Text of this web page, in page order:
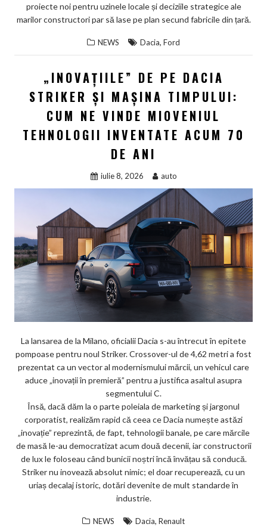
proiecte noi pentru uzinele locale și deciziile strategice ale
marilor constructori par să lase pe plan secund fabricile din țară.
NEWS Dacia, Ford
„INOVAȚIILE” DE PE DACIA
STRIKER ȘI MAȘINA TIMPULUI:
CUM NE VINDE MIOVENIUL
TEHNOLOGII INVENTATE ACUM 70
DE ANI
iulie 8, 2026 auto
La lansarea de la Milano, oficialii Dacia s-au întrecut în epitete
pompoase pentru noul Striker. Crossover-ul de 4,62 metri a fost
prezentat ca un vector al modernismului mărcii, un vehicul care
aduce „inovații în premieră” pentru a justifica asaltul asupra
segmentului C.
Însă, dacă dăm la o parte poleiala de marketing și jargonul
corporatist, realizăm rapid că ceea ce Dacia numește astăzi
„inovație” reprezintă, de fapt, tehnologii banale, pe care mărcile
de masă le-au democratizat acum două decenii, iar constructorii
de lux le foloseau când bunicii noștri încă învățau să conducă.
Striker nu inovează absolut nimic; el doar recuperează, cu un
uriaș decalaj istoric, dotări devenite de mult standarde în
industrie.
NEWS Dacia, Renault